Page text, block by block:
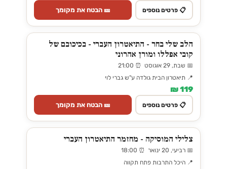
📋 פרטים נוספים 🎫 הבטח את מקומך
הלב שלי בחר - התיאטרון העברי - בכיכובם של
קובי אפללו ומורן אהרוני
📅 שבת, 29 אוגוסט ⏰ 21:00
📍 תיאטרון הבית גולדה ע"ש גברי לוי
119 ₪
📋 פרטים נוספים 🎫 הבטח את מקומך
צלילי המוסיקה - מחזמר התיאטרון העברי
📅 רביעי, 20 ינואר ⏰ 18:00
📍 היכל התרבות פתח תקווה